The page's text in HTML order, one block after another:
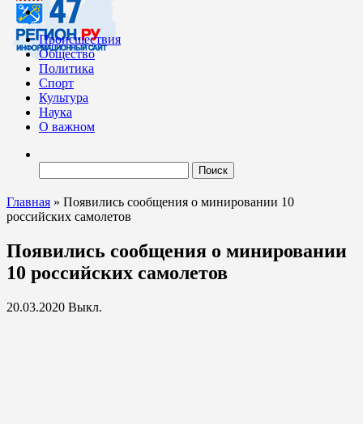
Происшествия
Общество
Политика
Спорт
Культура
Наука
О важном
Главная » Появились сообщения о минировании 10
российских самолетов
Появились сообщения о минировании
10 российских самолетов
20.03.2020 Выкл.